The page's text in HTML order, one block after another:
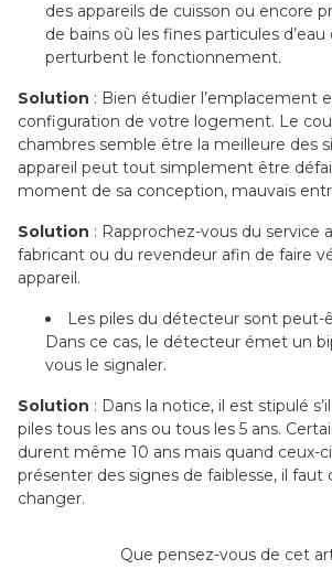
des appareils de cuisson ou encore
de bains où les fines particules d’eau
perturbent le fonctionnement.
Solution : Bien étudier l’emplacement
configuration de votre logement. Le
chambres semble être la meilleure des
appareil peut tout simplement être
moment de sa conception, mauvais
Solution : Rapprochez-vous du service
fabricant ou du revendeur afin de faire
appareil.
Les piles du détecteur sont peut-
Dans ce cas, le détecteur émet un
vous le signaler.
Solution : Dans la notice, il est stipulé
piles tous les ans ou tous les 5 ans.
durent même 10 ans mais quand ceux-
présenter des signes de faiblesse, il faut
changer.
Que pensez-vous de cet